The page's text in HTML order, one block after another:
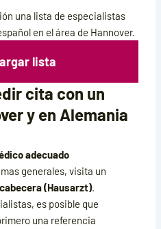
una lista de especialistas
en el área de Hannover.
lista
cita con un
y en Alemania
adecuado
generales, visita un
(Hausarzt).
es posible que
una referencia